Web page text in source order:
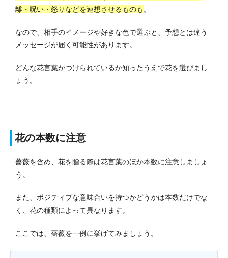
離・呪い・怒りなどを連想させるものも 。
なので、相手のイメージや好きな色で選ぶと、予想とは違う
メッセージが届く可能性があります。
どんな花言葉がつけられているか知ったうえで花を選びまし
ょう。
花の本数に注意
薔薇を含め、花を贈る際は花言葉のほか本数に注意しましょ
う。
また、ポジティブな意味合いを持つかどうかは本数だけでな
く、花の種類によって異なります。
ここでは、薔薇を一例に挙げてみましょう。